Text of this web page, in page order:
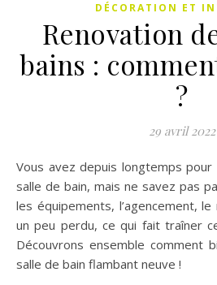
DÉCORATION ET
Renovation
bains :
?
29 avril 2022
Vous avez depuis longtemps pour projet de refaire votre
salle de bain, mais ne savez pas
les équipements, l’agencement,
un peu perdu, ce qui fait traîner
Découvrons ensemble comment
salle de bain flambant neuve !